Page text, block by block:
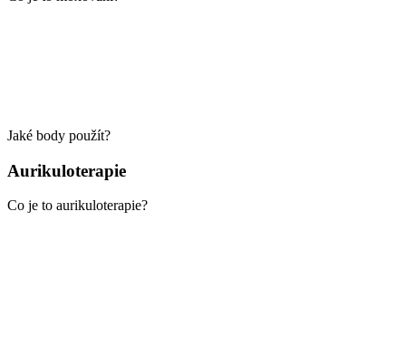
Jaké body použít?
Aurikuloterapie
Co je to aurikuloterapie?